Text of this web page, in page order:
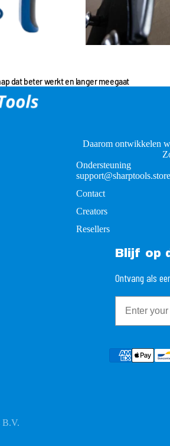
dat beter werkt en langer meegaat
Daarom ontwikkelen
Ondersteuning
support@sharptools.store
Contact
Creators
Resellers
Blijf op
Ontvang als
B.V.